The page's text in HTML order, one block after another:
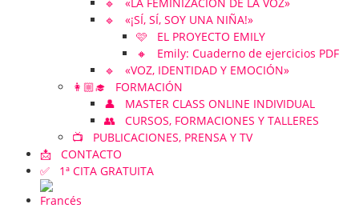
🔹 «¡SÍ, SÍ, SOY UNA NIÑA!»
🩷 EL PROYECTO EMILY
🔸 Emily: Cuaderno de ejercicios PDF
🔹 «VOZ, IDENTIDAD Y EMOCIÓN»
👩🏼‍🎓 FORMACIÓN
👤 MASTER CLASS ONLINE INDIVIDUAL
👥 CURSOS, FORMACIONES Y TALLERES
📺 PUBLICACIONES, PRENSA Y TV
📩 CONTACTO
✅ 1ª CITA GRATUITA